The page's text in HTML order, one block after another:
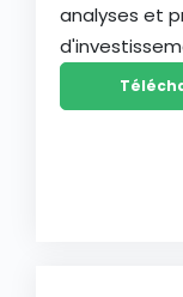
analyses et